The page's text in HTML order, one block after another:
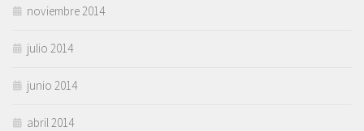
noviembre 2014
julio 2014
junio 2014
abril 2014